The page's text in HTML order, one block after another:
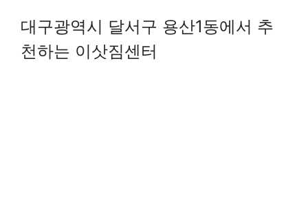
대구광역시 달서구 용산1동에서 추
천하는 이삿짐센터